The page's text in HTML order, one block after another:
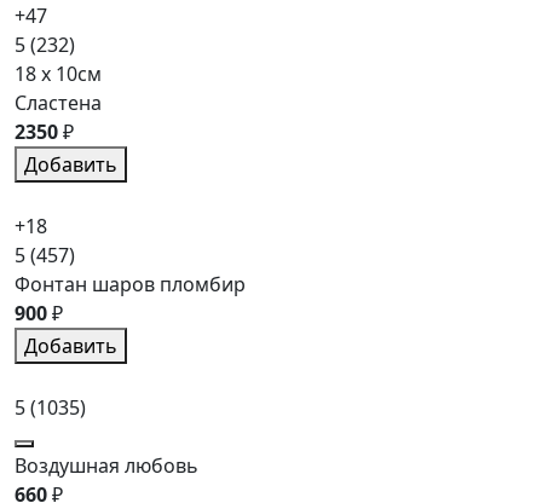
+47
5(232)
18 x 10см
Сластена
2350₽
Добавить
+18
5(457)
Фонтан шаров пломбир
900₽
Добавить
5(1035)
Воздушная любовь
660₽